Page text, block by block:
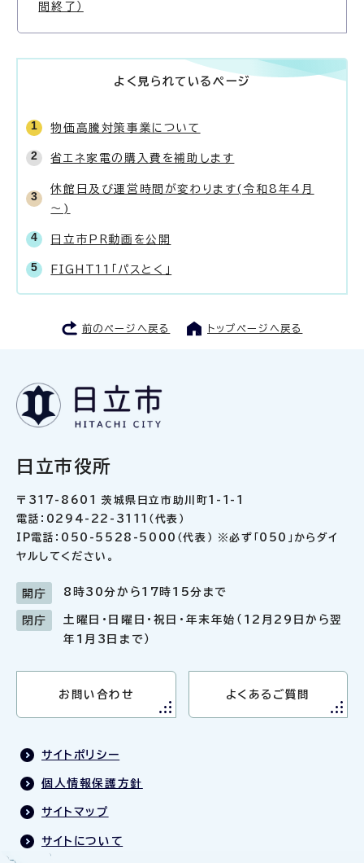
間終了）
よく見られているページ
物価高騰対策事業について
省エネ家電の購入費を補助します
休館日及び運営時間が変わります(令和8年4月
～)
日立市PR動画を公開
FIGHT11「パスとく」
前のページへ戻る トップページへ戻る
日立市役所
〒317-8601 茨城県日立市助川町1-1-1
電話：0294-22-3111（代表）
IP電話：050-5528-5000（代表） ※必ず「050」からダイ
ヤルしてください。
開庁 8時30分から17時15分まで
閉庁
土曜日・日曜日・祝日・年末年始（12月29日から翌
年1月3日まで）
お問い合わせ よくあるご質問
サイトポリシー
個人情報保護方針
サイトマップ
サイトについて